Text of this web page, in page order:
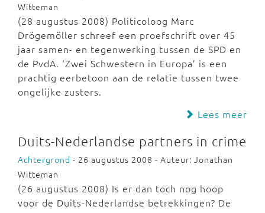
Witteman
(28 augustus 2008) Politicoloog Marc
Drögemöller schreef een proefschrift over 45
jaar samen- en tegenwerking tussen de SPD en
de PvdA. ‘Zwei Schwestern in Europa’ is een
prachtig eerbetoon aan de relatie tussen twee
ongelijke zusters.
Lees meer
Duits-Nederlandse partners in crime
Achtergrond - 26 augustus 2008 - Auteur: Jonathan
Witteman
(26 augustus 2008) Is er dan toch nog hoop
voor de Duits-Nederlandse betrekkingen? De